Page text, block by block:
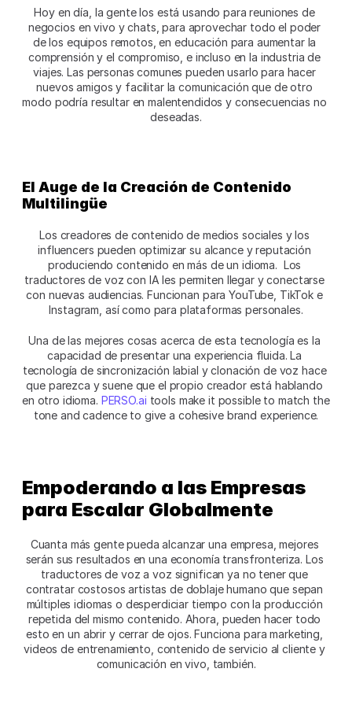
Hoy en día, la gente los está usando para reuniones de
negocios en vivo y chats, para aprovechar todo el poder
de los equipos remotos, en educación para aumentar la
comprensión y el compromiso, e incluso en la industria de
viajes. Las personas comunes pueden usarlo para hacer
nuevos amigos y facilitar la comunicación que de otro
modo podría resultar en malentendidos y consecuencias no
deseadas.
El Auge de la Creación de Contenido
Multilingüe
Los creadores de contenido de medios sociales y los
influencers pueden optimizar su alcance y reputación
produciendo contenido en más de un idioma.  Los
traductores de voz con IA les permiten llegar y conectarse
con nuevas audiencias. Funcionan para YouTube, TikTok e
Instagram, así como para plataformas personales.
Una de las mejores cosas acerca de esta tecnología es la
capacidad de presentar una experiencia fluida. La
tecnología de sincronización labial y clonación de voz hace
que parezca y suene que el propio creador está hablando
en otro idioma. PERSO.ai tools make it possible to match the
tone and cadence to give a cohesive brand experience.
Empoderando a las Empresas
para Escalar Globalmente
Cuanta más gente pueda alcanzar una empresa, mejores
serán sus resultados en una economía transfronteriza. Los
traductores de voz a voz significan ya no tener que
contratar costosos artistas de doblaje humano que sepan
múltiples idiomas o desperdiciar tiempo con la producción
repetida del mismo contenido. Ahora, pueden hacer todo
esto en un abrir y cerrar de ojos. Funciona para marketing,
videos de entrenamiento, contenido de servicio al cliente y
comunicación en vivo, también.